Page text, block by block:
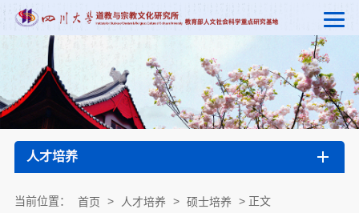
人才培养
当前位置： 首页 > 人才培养 > 硕士培养 > 正文